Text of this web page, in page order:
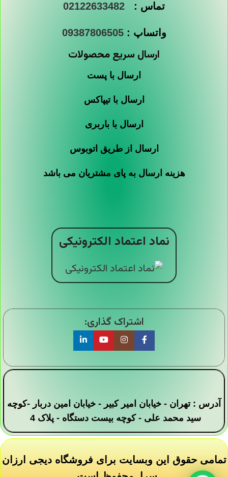
تماس : 02122633482
واتساپ :09387806505
ارسال سریع محصولات
ارسال با پست
ارسال با تیپاکس
ارسال با باربری
ارسال از طریق اتوبوس
هزینه ارسال به پای مشتریان می باشد
نماد اعتماد الکترونیکی
اشتراک گذاری:
آدرس : تهران - خیابان امیر کبیر - خیابان امین دربار -کوچه
سید محمد علی - کوچه بیست دستگاه - پلاک 4
تمامی حقوق این وبسایت برای فروشگاه دیجی ارزان